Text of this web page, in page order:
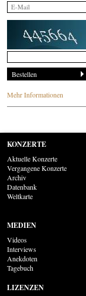
Mehr Informationen
KONZERTE
Aktuelle Konzerte
Vergangene Konzerte
Archiv
Datenbank
Weltkarte
MEDIEN
Videos
Interviews
Anekdoten
Tagebuch
LIZENZEN